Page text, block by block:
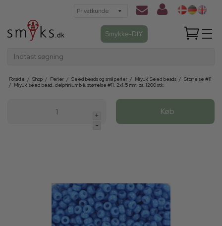
Smykke-DIY
Indtast søgning
Forside / Shop / Perler / Seed beads og små perler / Miyuki Seed beads / Størrelse #11
/ Miyuki seed bead, delphinium blå, størrelse #11, 2x1,5 mm, ca. 1200 stk.
+
-
Køb